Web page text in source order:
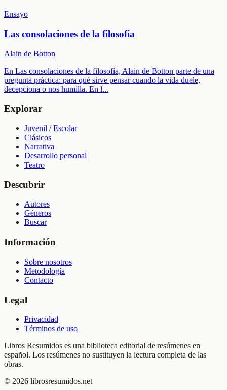
Ensayo
Las consolaciones de la filosofía
Alain de Botton
En Las consolaciones de la filosofía, Alain de Botton parte de una
pregunta práctica: para qué sirve pensar cuando la vida duele,
decepciona o nos humilla. En l...
Explorar
Juvenil / Escolar
Clásicos
Narrativa
Desarrollo personal
Teatro
Descubrir
Autores
Géneros
Buscar
Información
Sobre nosotros
Metodología
Contacto
Legal
Privacidad
Términos de uso
Libros Resumidos es una biblioteca editorial de resúmenes en
español. Los resúmenes no sustituyen la lectura completa de las
obras.
© 2026 librosresumidos.net